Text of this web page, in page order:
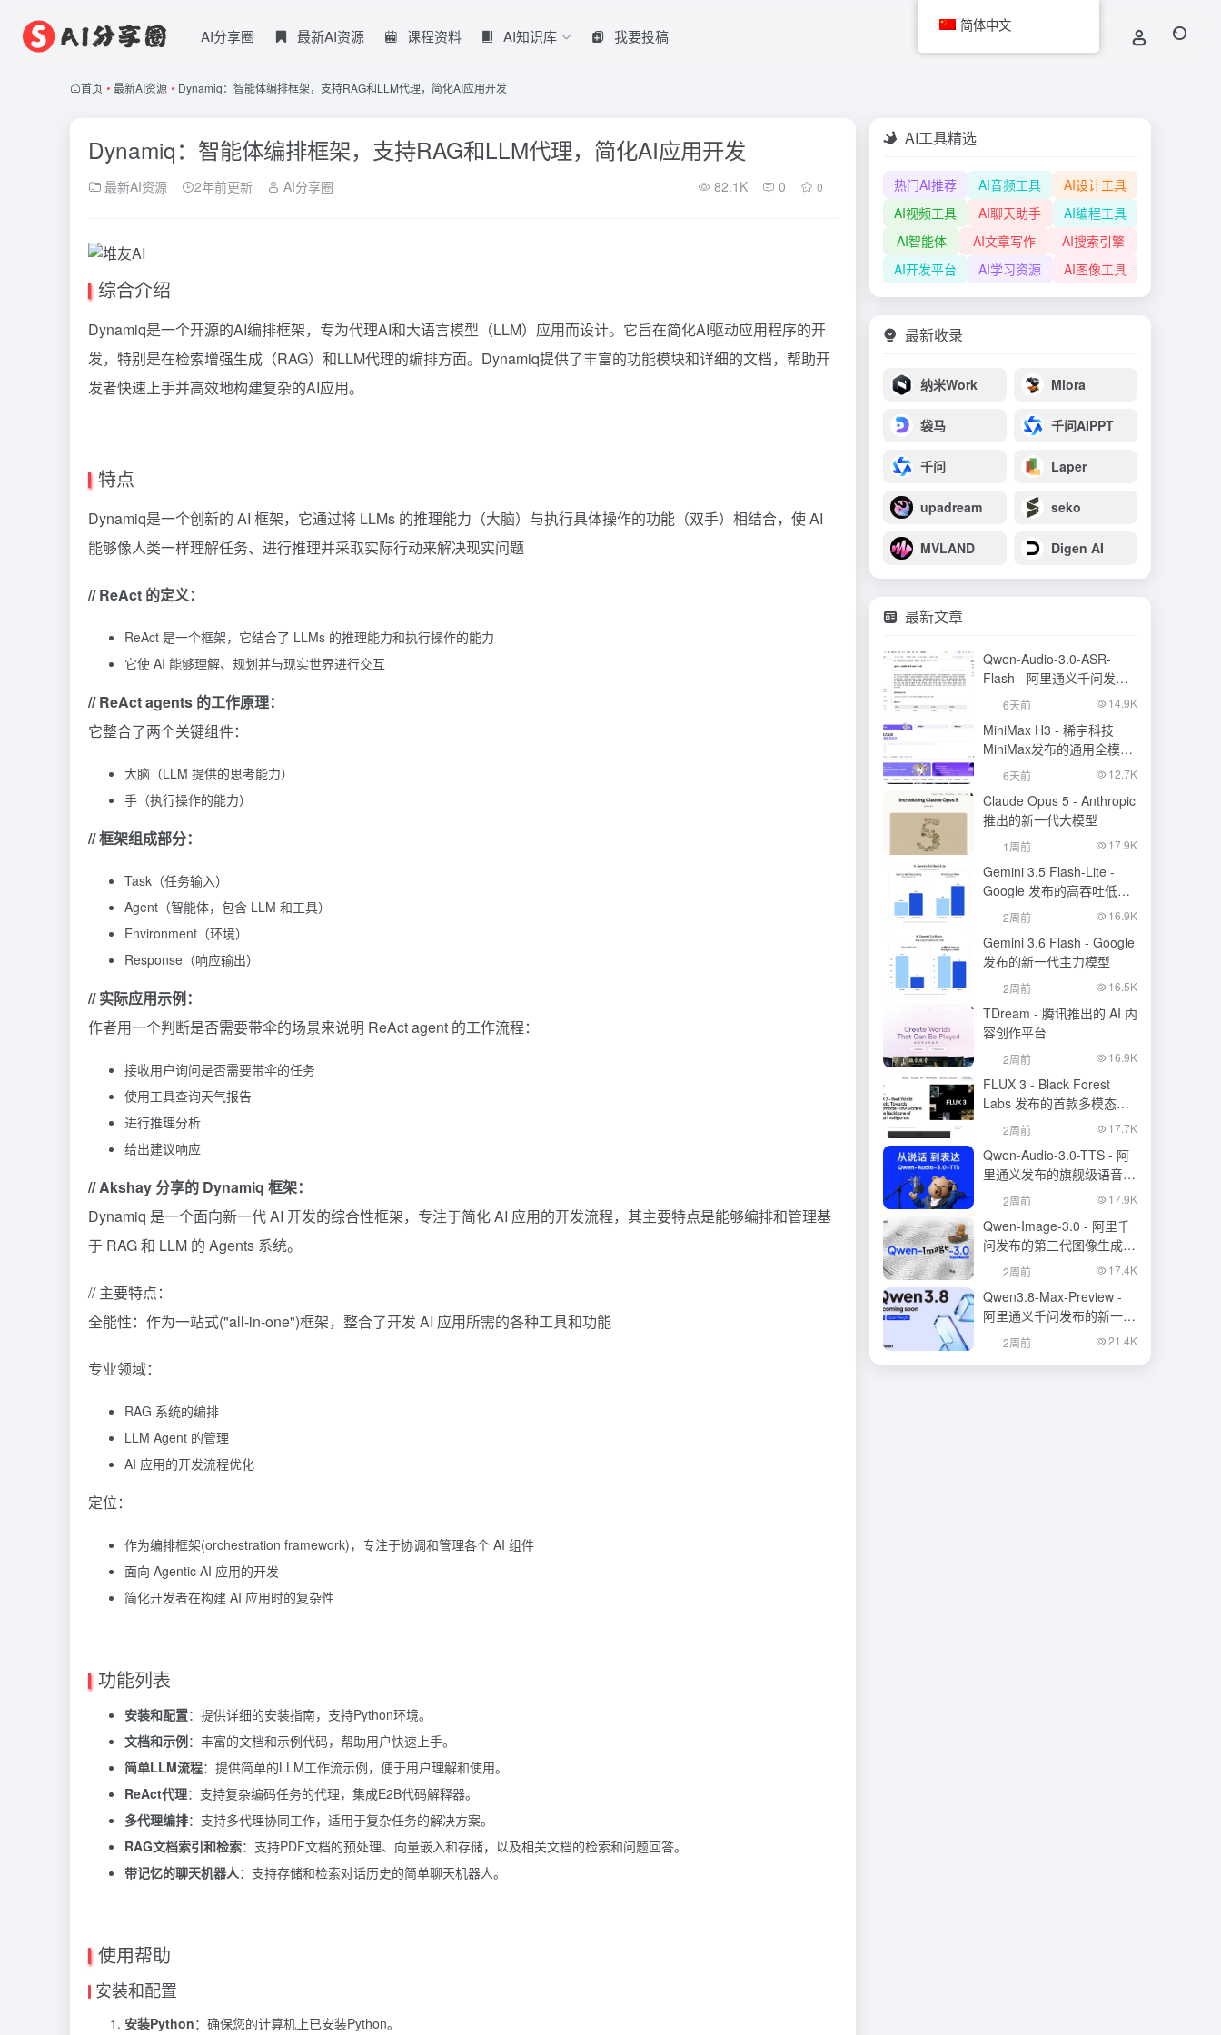
AI分享圈 最新AI资源 课程资料 AI知识库 我要投稿
首页 • 最新AI资源 • Dynamiq：智能体编排框架，支持RAG和LLM代理，简化AI应用开发
Dynamiq：智能体编排框架，支持RAG和LLM代理，简化AI应用开发
最新AI资源 2年前更新 AI分享圈 82.1K 0 0
综合介绍
Dynamiq是一个开源的AI编排框架，专为代理AI和大语言模型（LLM）应用而设计。它旨在简化AI驱动应用程序的开
发，特别是在检索增强生成（RAG）和LLM代理的编排方面。Dynamiq提供了丰富的功能模块和详细的文档，帮助开
发者快速上手并高效地构建复杂的AI应用。
特点
Dynamiq是一个创新的 AI 框架，它通过将 LLMs 的推理能力（大脑）与执行具体操作的功能（双手）相结合，使 AI
能够像人类一样理解任务、进行推理并采取实际行动来解决现实问题
// ReAct 的定义：
ReAct 是一个框架，它结合了 LLMs 的推理能力和执行操作的能力
它使 AI 能够理解、规划并与现实世界进行交互
// ReAct agents 的工作原理：
它整合了两个关键组件：
大脑（LLM 提供的思考能力）
手（执行操作的能力）
// 框架组成部分：
Task（任务输入）
Agent（智能体，包含 LLM 和工具）
Environment（环境）
Response（响应输出）
// 实际应用示例：
作者用一个判断是否需要带伞的场景来说明 ReAct agent 的工作流程：
接收用户询问是否需要带伞的任务
使用工具查询天气报告
进行推理分析
给出建议响应
// Akshay 分享的 Dynamiq 框架：
Dynamiq 是一个面向新一代 AI 开发的综合性框架，专注于简化 AI 应用的开发流程，其主要特点是能够编排和管理基
于 RAG和 LLM 的 Agents 系统。
// 主要特点：
全能性：作为一站式("all-in-one")框架，整合了开发 AI 应用所需的各种工具和功能
专业领域：
RAG 系统的编排
LLM Agent 的管理
AI 应用的开发流程优化
定位：
作为编排框架(orchestration framework)，专注于协调和管理各个 AI 组件
面向 Agentic AI 应用的开发
简化开发者在构建 AI 应用时的复杂性
功能列表
安装和配置：提供详细的安装指南，支持Python环境。
文档和示例：丰富的文档和示例代码，帮助用户快速上手。
简单LLM流程：提供简单的LLM工作流示例，便于用户理解和使用。
ReAct代理：支持复杂编码任务的代理，集成E2B代码解释器。
多代理编排：支持多代理协同工作，适用于复杂任务的解决方案。
RAG文档索引和检索：支持PDF文档的预处理、向量嵌入和存储，以及相关文档的检索和问题回答。
带记忆的聊天机器人：支持存储和检索对话历史的简单聊天机器人。
使用帮助
安装和配置
安装Python：确保您的计算机上已安装Python。
AI工具精选
热门AI推荐 AI音频工具
AI设计工具
AI视频工具
AI聊天助手
AI编程工具
AI智能体
AI文章写作
AI搜索引擎
AI开发平台
AI学习资源 AI图像工具
最新收录
纳米Work Miora
袋马 千问AIPPT
千问 Laper
upadream seko
MVLAND Digen AI
最新文章
Qwen-Audio-3.0-ASR-
Flash - 阿里通义千问发布
的语音识别大模型
6天前 14.9K
MiniMax H3 - 稀宇科技
MiniMax发布的通用全模态
生成模型
6天前 12.7K
Claude Opus 5 - Anthropic
推出的新一代大模型
1周前 17.9K
Gemini 3.5 Flash-Lite -
Google 发布的高吞吐低成
本模型
2周前 16.9K
Gemini 3.6 Flash - Google
发布的新一代主力模型
2周前 16.5K
TDream - 腾讯推出的 AI 内
容创作平台
2周前 16.9K
FLUX 3 - Black Forest
Labs 发布的首款多模态基
础模型
2周前 17.7K
Qwen-Audio-3.0-TTS - 阿
里通义发布的旗舰级语音合
成大模型
2周前 17.9K
Qwen-Image-3.0 - 阿里千
问发布的第三代图像生成基
础模型
2周前 17.4K
Qwen3.8-Max-Preview -
阿里通义千问发布的新一代
旗舰大模型
2周前 21.4K
简体中文